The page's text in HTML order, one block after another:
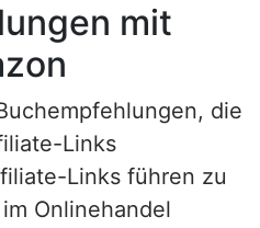
mit
die
Links
Links führen zu
Onlinehandel